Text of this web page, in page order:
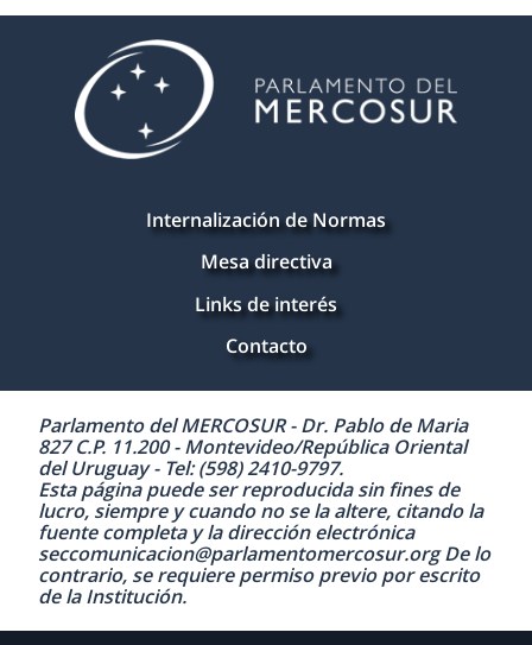
Internalización de Normas
Mesa directiva
Links de interés
Contacto
Parlamento del MERCOSUR - Dr. Pablo de Maria
827 C.P. 11.200 - Montevideo/República Oriental
del Uruguay - Tel: (598) 2410-9797.
Esta página puede ser reproducida sin fines de
lucro, siempre y cuando no se la altere, citando la
fuente completa y la dirección electrónica
seccomunicacion@parlamentomercosur.org De lo
contrario, se requiere permiso previo por escrito
de la Institución.